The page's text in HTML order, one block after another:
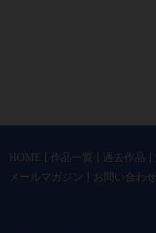
HOME 作品一覧 過去作品
メールマガジン
お問い合わせ